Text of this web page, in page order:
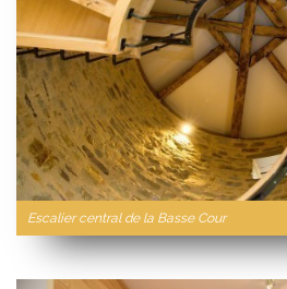
Escalier central de la Basse Cour